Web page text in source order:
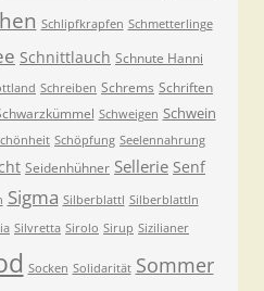
Schlipfkrapfen Schmetterlinge
Schnittlauch Schnute Hanni
Schreiben Schrems Schriften
Schweigen Schwein
Schöpfung Seelennahrung
Seidenhühner Sellerie Senf
Sigma Silberblattl Silberblattln
Silvretta Sirolo Sirup Sizilianer
Socken Solidarität Sommer